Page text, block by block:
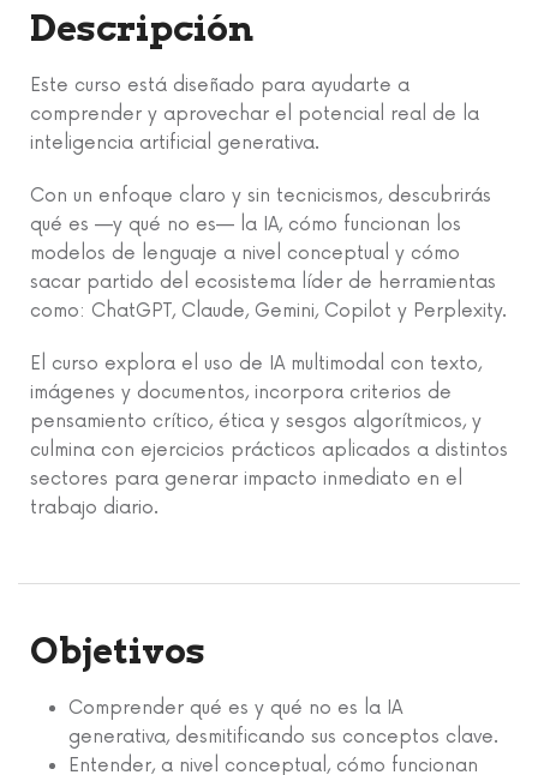
Descripción
Este curso está diseñado para ayudarte a
comprender y aprovechar el potencial real de la
inteligencia artificial generativa.
Con un enfoque claro y sin tecnicismos, descubrirás
qué es —y qué no es— la IA, cómo funcionan los
modelos de lenguaje a nivel conceptual y cómo
sacar partido del ecosistema líder de herramientas
como: ChatGPT, Claude, Gemini, Copilot y Perplexity.
El curso explora el uso de IA multimodal con texto,
imágenes y documentos, incorpora criterios de
pensamiento crítico, ética y sesgos algorítmicos, y
culmina con ejercicios prácticos aplicados a distintos
sectores para generar impacto inmediato en el
trabajo diario.
Objetivos
Comprender qué es y qué no es la IA
generativa, desmitificando sus conceptos clave.
Entender, a nivel conceptual, cómo funcionan